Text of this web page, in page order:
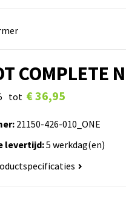
tot € 36,95
21150-426-010_ONE
levertijd:5 werkdag(en)